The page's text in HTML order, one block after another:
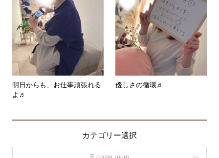
明日からも、お仕事頑張れる
よ♬
優しさの循環♬
カテゴリー選択